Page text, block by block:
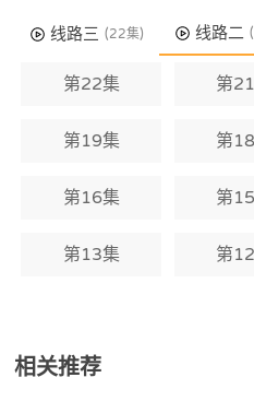
线路三 (22集) 线路二
第22集 第
第19集 第
第16集 第
第13集 第
相关推荐